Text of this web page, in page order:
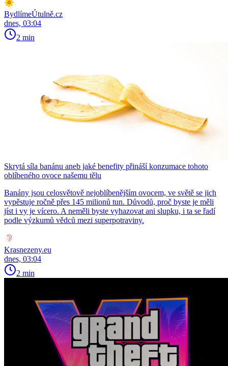
BydlímeÚtulně.cz
dnes, 03:04
2 min
Skrytá síla banánu aneb jaké benefity přináší konzumace tohoto
oblíbeného ovoce našemu tělu
Banány jsou celosvětově nejoblíbenějším ovocem, ve světě se jich
vypěstuje ročně přes 145 milionů tun. Důvodů, proč byste je měli
jíst i vy je vícero. A neměli byste vyhazovat ani slupku, i ta se řadí
podle výzkumů vědců mezi superpotraviny.
Krasnezeny.eu
dnes, 03:04
2 min